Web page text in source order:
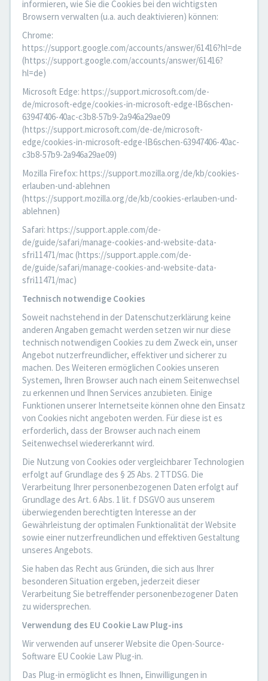
informieren, wie Sie die Cookies bei den wichtigsten
Browsern verwalten (u.a. auch deaktivieren) können:
Chrome:
https://support.google.com/accounts/answer/61416?hl=de
(https://support.google.com/accounts/answer/61416?
hl=de)
Microsoft Edge: https://support.microsoft.com/de-
de/microsoft-edge/cookies-in-microsoft-edge-lB6schen-
63947406-40ac-c3b8-57b9-2a946a29ae09
(https://support.microsoft.com/de-de/microsoft-
edge/cookies-in-microsoft-edge-lB6schen-63947406-40ac-
c3b8-57b9-2a946a29ae09)
Mozilla Firefox: https://support.mozilla.org/de/kb/cookies-
erlauben-und-ablehnen
(https://support.mozilla.org/de/kb/cookies-erlauben-und-
ablehnen)
Safari: https://support.apple.com/de-
de/guide/safari/manage-cookies-and-website-data-
sfri11471/mac (https://support.apple.com/de-
de/guide/safari/manage-cookies-and-website-data-
sfri11471/mac)
Technisch notwendige Cookies
Soweit nachstehend in der Datenschutzerklärung keine
anderen Angaben gemacht werden setzen wir nur diese
technisch notwendigen Cookies zu dem Zweck ein, unser
Angebot nutzerfreundlicher, effektiver und sicherer zu
machen. Des Weiteren ermöglichen Cookies unseren
Systemen, Ihren Browser auch nach einem Seitenwechsel
zu erkennen und Ihnen Services anzubieten. Einige
Funktionen unserer Internetseite können ohne den Einsatz
von Cookies nicht angeboten werden. Für diese ist es
erforderlich, dass der Browser auch nach einem
Seitenwechsel wiedererkannt wird.
Die Nutzung von Cookies oder vergleichbarer Technologien
erfolgt auf Grundlage des § 25 Abs. 2 TTDSG. Die
Verarbeitung Ihrer personenbezogenen Daten erfolgt auf
Grundlage des Art. 6 Abs. 1 lit. f DSGVO aus unserem
überwiegenden berechtigten Interesse an der
Gewährleistung der optimalen Funktionalität der Website
sowie einer nutzerfreundlichen und effektiven Gestaltung
unseres Angebots.
Sie haben das Recht aus Gründen, die sich aus Ihrer
besonderen Situation ergeben, jederzeit dieser
Verarbeitung Sie betreffender personenbezogener Daten
zu widersprechen.
Verwendung des EU Cookie Law Plug-ins
Wir verwenden auf unserer Website die Open-Source-
Software EU Cookie Law Plug-in.
Das Plug-in ermöglicht es Ihnen, Einwilligungen in